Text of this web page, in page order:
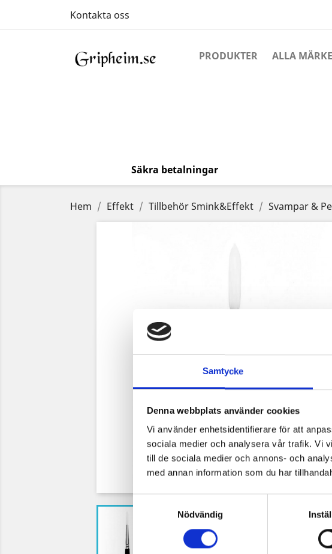
Samtycke
Denna webbplats använder cookies
Vi använder enhetsidentifierare för att
sociala medier och analysera vår trafik. Vi
till de sociala medier och annons- och
med annan information som du har
Nödvändig
Kontakta oss
PRODUKTER ALLA
Säkra betalningar
Hem Effekt Tillbehör Smink&Effekt Svampar &